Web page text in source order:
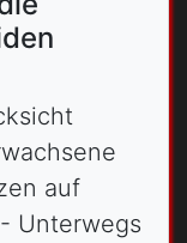
auf
Unterwegs